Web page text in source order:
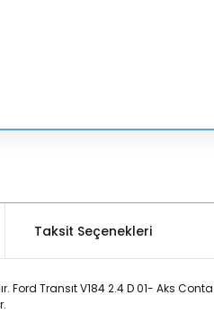
Taksit Seçenekleri
Ford Transıt V184 2.4 D 01- Aks